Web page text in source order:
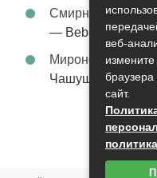
Смирнова Грация
— Bebe Confort
Миронов
Чашушули
веб-
измените
браузера
сайт.